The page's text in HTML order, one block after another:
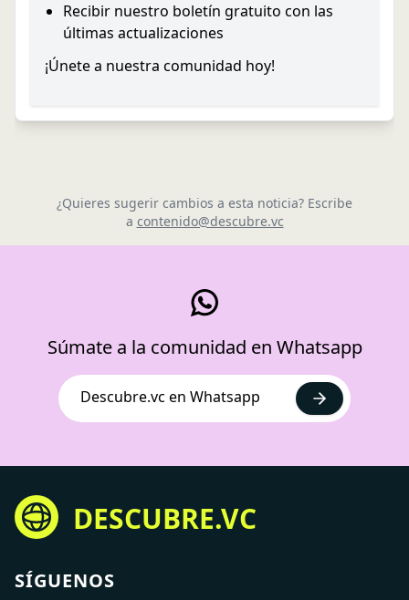
Recibir nuestro boletín gratuito con las
últimas actualizaciones
¡Únete a nuestra comunidad hoy!
¿Quieres sugerir cambios a esta noticia? Escribe
a contenido@descubre.vc
Súmate a la comunidad en Whatsapp
Descubre.vc en Whatsapp
DESCUBRE.VC
SÍGUENOS